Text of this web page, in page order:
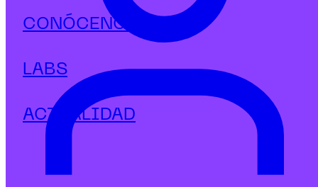
CONÓCENOS
LABS
ACTUALIDAD
Maestría en Financial Controlling
El Máster de Financial Analytics que une
Controlling y Power BI